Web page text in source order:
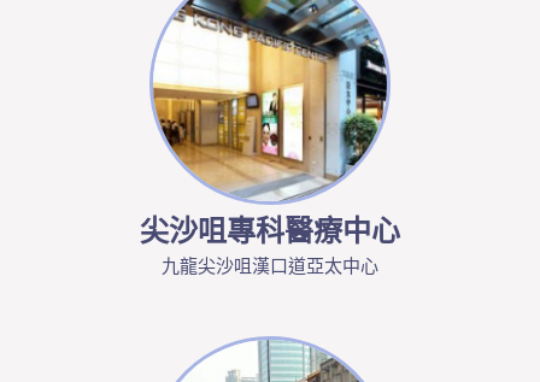
尖沙咀專科醫療中心
九龍尖沙咀漢口道亞太中心